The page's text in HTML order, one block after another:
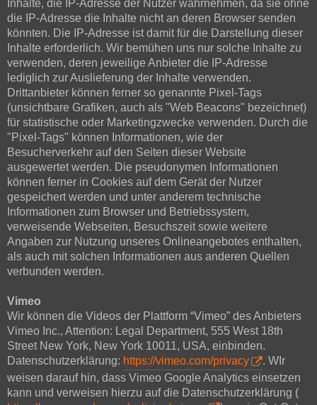
Inhalte, die IP-Adresse der Nutzer wahrnehmen, da sie ohne
die IP-Adresse die Inhalte nicht an deren Browser senden
könnten. Die IP-Adresse ist damit für die Darstellung dieser
Inhalte erforderlich. Wir bemühen uns nur solche Inhalte zu
verwenden, deren jeweilige Anbieter die IP-Adresse
lediglich zur Auslieferung der Inhalte verwenden.
Drittanbieter können ferner so genannte Pixel-Tags
(unsichtbare Grafiken, auch als "Web Beacons" bezeichnet)
für statistische oder Marketingzwecke verwenden. Durch die
"Pixel-Tags" können Informationen, wie der
Besucherverkehr auf den Seiten dieser Website
ausgewertet werden. Die pseudonymen Informationen
können ferner in Cookies auf dem Gerät der Nutzer
gespeichert werden und unter anderem technische
Informationen zum Browser und Betriebssystem,
verweisende Webseiten, Besuchszeit sowie weitere
Angaben zur Nutzung unseres Onlineangebotes enthalten,
als auch mit solchen Informationen aus anderen Quellen
verbunden werden.
Vimeo
Wir können die Videos der Plattform “Vimeo” des Anbieters
Vimeo Inc., Attention: Legal Department, 555 West 18th
Street New York, New York 10011, USA, einbinden.
Datenschutzerklärung: https://vimeo.com/privacy
. WIr
weisen darauf hin, dass Vimeo Google Analytics einsetzen
kann und verweisen hierzu auf die Datenschutzerklärung (